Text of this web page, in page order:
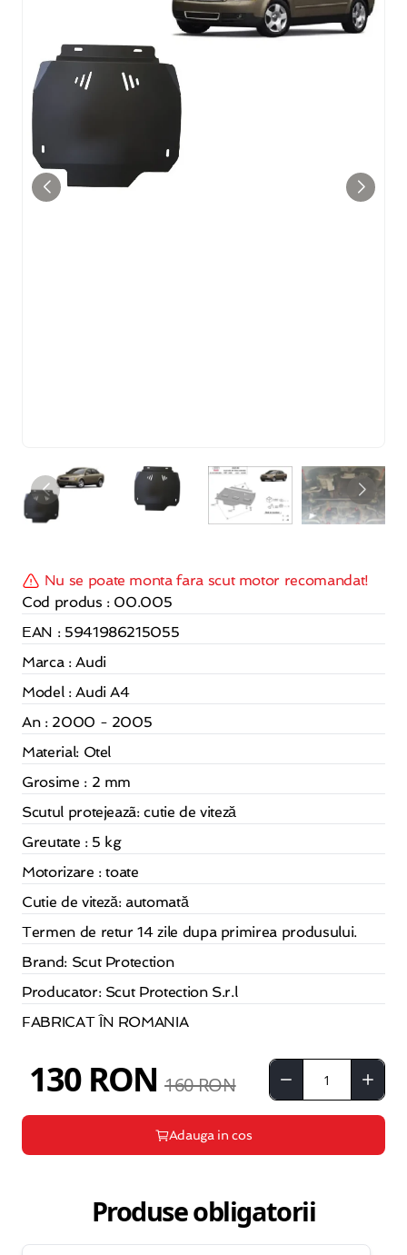
Nu se poate monta fara scut motor recomandat!
Cod produs : 00.005
EAN : 5941986215055
Marca : Audi
Model : Audi A4
An : 2000 - 2005
Material: Otel
Grosime : 2 mm
Scutul protejeazã: cutie de viteză
Greutate : 5 kg
Motorizare : toate
Cutie de viteză: automată
Termen de retur 14 zile dupa primirea produsului.
Brand: Scut Protection
Producator: Scut Protection S.r.l
FABRICAT ÎN ROMANIA
130 RON 160 RON
Adauga in cos
Produse obligatorii